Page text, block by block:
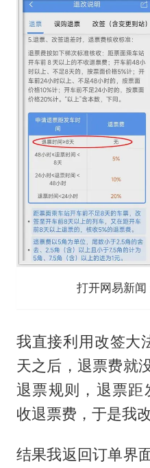
打开网易新
我直接利用改签大
天之后，退票费就
退票规则，退票
收退票费，于是我
结果我返回订单界